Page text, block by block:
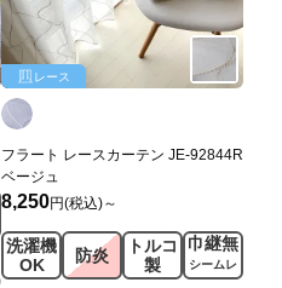
レース
フラート レースカーテン JE-92844R
ベージュ
8,250円(税込)～
洗濯機
OK
防炎
トルコ
製
巾継無
シームレ
ス